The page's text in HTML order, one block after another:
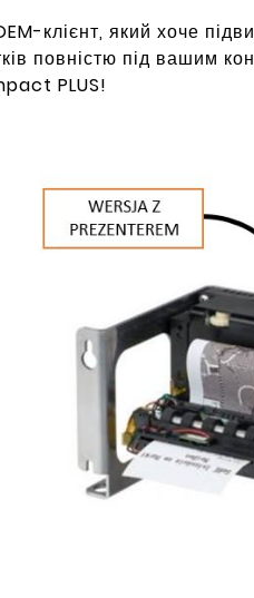
клієнт, який хоче
повністю під вашим
PLUS!